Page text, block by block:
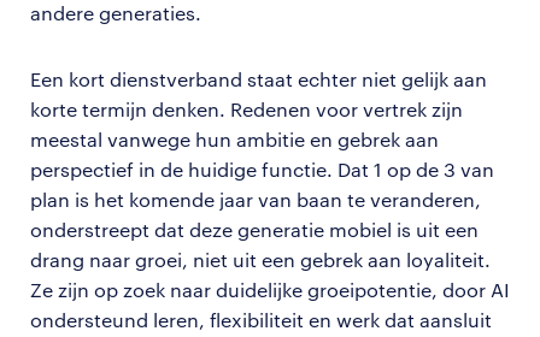
andere generaties.
Een kort dienstverband staat echter niet gelijk aan
korte termijn denken. Redenen voor vertrek zijn
meestal vanwege hun ambitie en gebrek aan
perspectief in de huidige functie. Dat 1 op de 3 van
plan is het komende jaar van baan te veranderen,
onderstreept dat deze generatie mobiel is uit een
drang naar groei, niet uit een gebrek aan loyaliteit.
Ze zijn op zoek naar duidelijke groeipotentie, door AI
ondersteund leren, flexibiliteit en werk dat aansluit